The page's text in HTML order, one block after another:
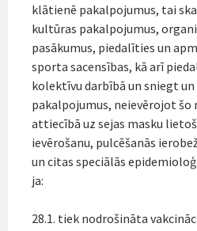
klātienē pakalpojumus, tai
kultūras pakalpojumus,
pasākumus, piedalīties un
sporta sacensības, kā arī
kolektīvu darbībā un sniegt
pakalpojumus, neievērojot šo
attiecībā uz sejas masku
ievērošanu, pulcēšanās
un citas speciālās
ja:
28.1. tiek nodrošināta